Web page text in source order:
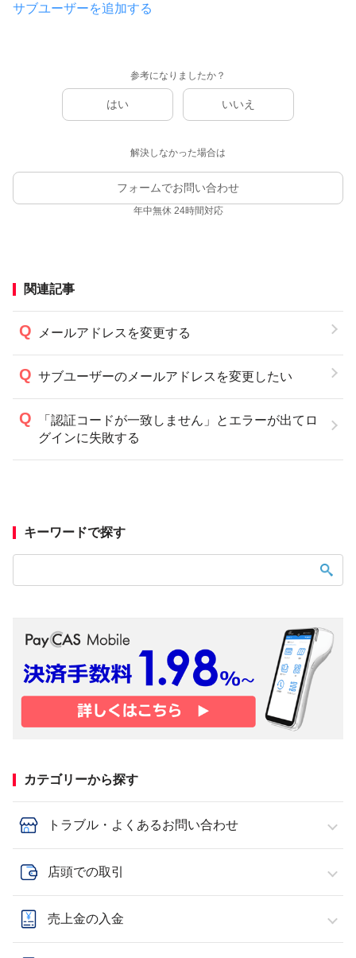
サブユーザーを追加する
参考になりましたか？
はい いいえ
解決しなかった場合は
フォームでお問い合わせ
年中無休 24時間対応
キーワードで探す
関連記事
メールアドレスを変更する
サブユーザーのメールアドレスを変更したい
「認証コードが一致しません」とエラーが出てロ
グインに失敗する
カテゴリーから探す
トラブル・よくあるお問い合わせ
店頭での取引
売上金の入金